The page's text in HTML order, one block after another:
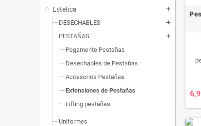
Estetica add
DESECHABLES add
PESTAÑAS add
Pegamento Pestañas
Desechables de Pestañas
Accesorios Pestañas
Extensiones de Pestañas
Lifting pestañas
Uniformes